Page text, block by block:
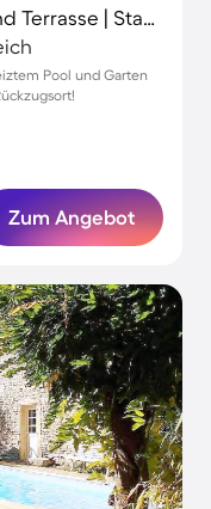
Ferienhaus mit Grill, Garten und Terrasse | Stadtblick
Pool und Garten
Zum Angebot